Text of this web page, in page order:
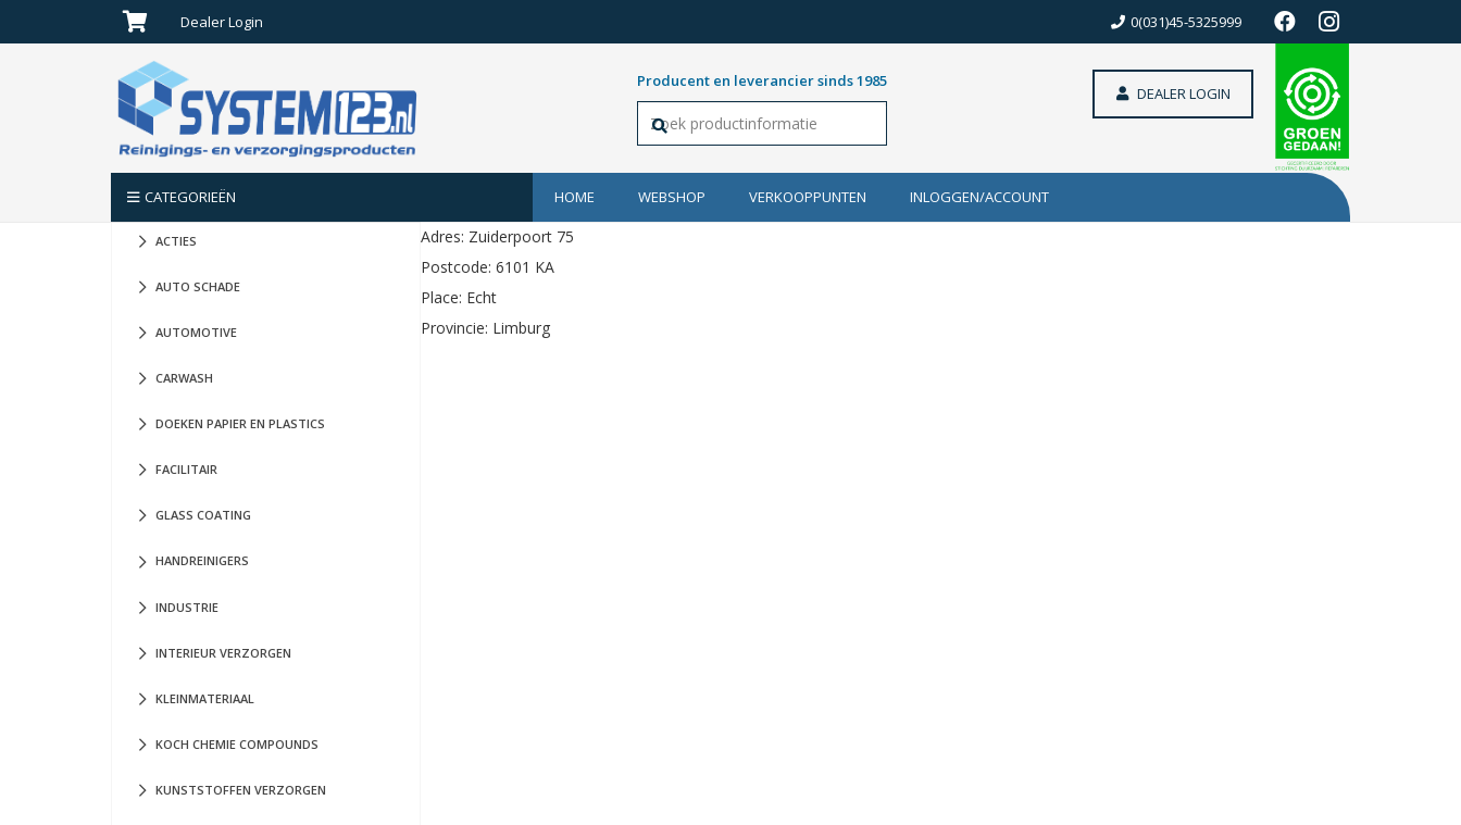
Dealer Login 0(031)45-5325999
Producent en leverancier sinds 1985
DEALER LOGIN
CATEGORIEËN HOME WEBSHOP VERKOOPPUNTEN INLOGGEN/ACCOUNT
ACTIES
AUTO SCHADE
AUTOMOTIVE
CARWASH
DOEKEN PAPIER EN PLASTICS
FACILITAIR
GLASS COATING
HANDREINIGERS
INDUSTRIE
INTERIEUR VERZORGEN
KLEINMATERIAAL
KOCH CHEMIE COMPOUNDS
KUNSTSTOFFEN VERZORGEN
Adres: Zuiderpoort 75
Postcode: 6101 KA
Place: Echt
Provincie: Limburg